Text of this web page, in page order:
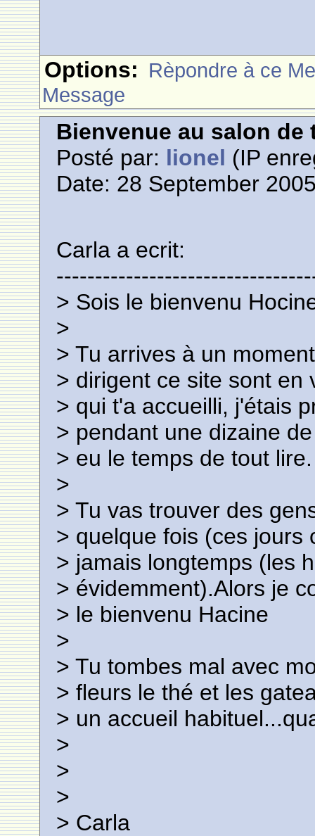
Options: Rèpondre à ce
Message
Bienvenue au salon de
Posté par: lionel (IP
Date: 28 September
Carla a ecrit:
> Sois le bienvenu
>
> Tu arrives à un
> dirigent ce site sont en
> qui t'a accueilli, j'étais
> pendant une dizaine
> eu le temps de tout lire.
>
> Tu vas trouver des
> quelque fois (ces jours
> jamais longtemps (les
> évidemment).Alors je
> le bienvenu Hacine
>
> Tu tombes mal avec
> fleurs le thé et les
> un accueil
>
>
>
> Carla